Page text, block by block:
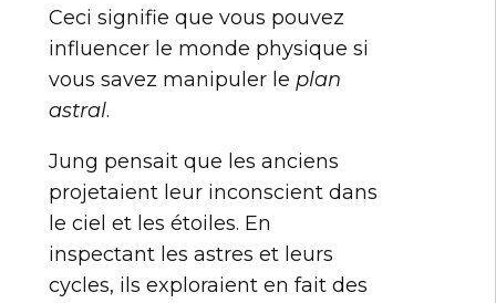
Ceci signifie que vous pouvez
influencer le monde physique si
vous savez manipuler le plan
astral.
Jung pensait que les anciens
projetaient leur inconscient dans
le ciel et les étoiles. En
inspectant les astres et leurs
cycles, ils exploraient en fait des